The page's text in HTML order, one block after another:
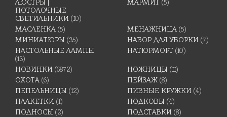
ЛЮСТРЫ |
ПОТОЛОЧНЫЕ
СВЕТИЛЬНИКИ (10)
МАРМИТ (5)
МАСЛЕНКА (5) МЕНАЖНИЦА (5)
МИНИАТЮРЫ (35) НАБОР ДЛЯ УБОРКИ (7)
НАСТОЛЬНЫЕ ЛАМПЫ
(13)
НАТЮРМОРТ (10)
НОВИНКИ (6872) НОЖНИЦЫ (11)
ОХОТА (6) ПЕЙЗАЖ (8)
ПЕПЕЛЬНИЦЫ (12) ПИВНЫЕ КРУЖКИ (4)
ПЛАКЕТКИ (1) ПОДКОВЫ (4)
ПОДНОСЫ (2) ПОДСТАВКИ (8)